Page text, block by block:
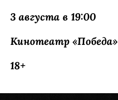
3 августа в 19:00
Кинотеатр «Победа»
18+